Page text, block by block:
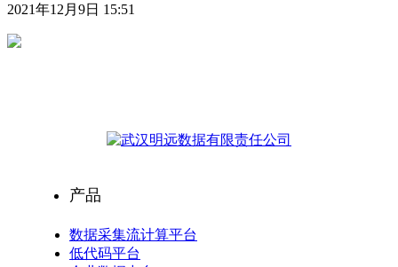
2021年12月9日 15:51
产品
数据采集流计算平台
低代码平台